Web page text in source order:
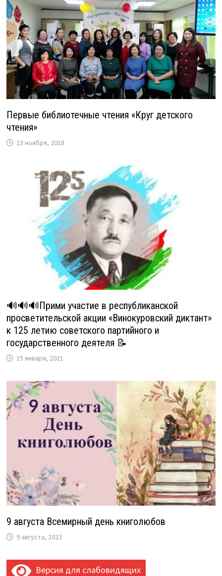
Первые библиотечные чтения «Круг детского
чтения»
23 ноября, 2018
🔊🔊🔊Прими участие в республиканской
просветительской акции «Винокуровский диктант»
к 125 летию советского партийного и
государственного деятеля 📝
15 января, 2021
9 августа Всемирный день книголюбов
9 августа, 2023
Версия для слабовидящих